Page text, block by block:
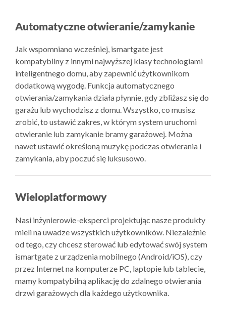
Automatyczne otwieranie/zamykanie
Jak wspomniano wcześniej, ismartgate jest
kompatybilny z innymi najwyższej klasy technologiami
inteligentnego domu, aby zapewnić użytkownikom
dodatkową wygodę. Funkcja automatycznego
otwierania/zamykania działa płynnie, gdy zbliżasz się do
garażu lub wychodzisz z domu. Wszystko, co musisz
zrobić, to ustawić zakres, w którym system uruchomi
otwieranie lub zamykanie bramy garażowej. Można
nawet ustawić określoną muzykę podczas otwierania i
zamykania, aby poczuć się luksusowo.
Wieloplatformowy
Nasi inżynierowie-eksperci projektując nasze produkty
mieli na uwadze wszystkich użytkowników. Niezależnie
od tego, czy chcesz sterować lub edytować swój system
ismartgate z urządzenia mobilnego (Android/iOS), czy
przez Internet na komputerze PC, laptopie lub tablecie,
mamy kompatybilną aplikację do zdalnego otwierania
drzwi garażowych dla każdego użytkownika.